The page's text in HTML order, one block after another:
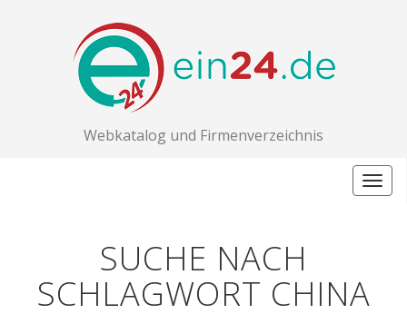
Webkatalog und Firmenverzeichnis
SUCHE NACH
SCHLAGWORT CHINA